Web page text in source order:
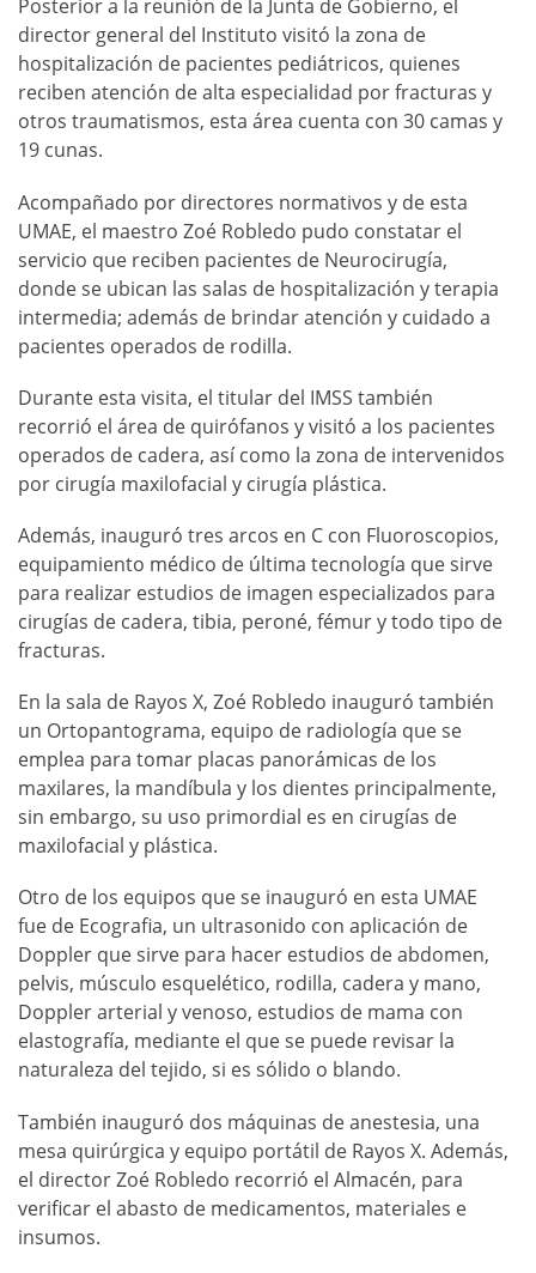
Posterior a la reunión de la Junta de Gobierno, el
director general del Instituto visitó la zona de
hospitalización de pacientes pediátricos, quienes
reciben atención de alta especialidad por fracturas y
otros traumatismos, esta área cuenta con 30 camas y
19 cunas.
Acompañado por directores normativos y de esta
UMAE, el maestro Zoé Robledo pudo constatar el
servicio que reciben pacientes de Neurocirugía,
donde se ubican las salas de hospitalización y terapia
intermedia; además de brindar atención y cuidado a
pacientes operados de rodilla.
Durante esta visita, el titular del IMSS también
recorrió el área de quirófanos y visitó a los pacientes
operados de cadera, así como la zona de intervenidos
por cirugía maxilofacial y cirugía plástica.
Además, inauguró tres arcos en C con Fluoroscopios,
equipamiento médico de última tecnología que sirve
para realizar estudios de imagen especializados para
cirugías de cadera, tibia, peroné, fémur y todo tipo de
fracturas.
En la sala de Rayos X, Zoé Robledo inauguró también
un Ortopantograma, equipo de radiología que se
emplea para tomar placas panorámicas de los
maxilares, la mandíbula y los dientes principalmente,
sin embargo, su uso primordial es en cirugías de
maxilofacial y plástica.
Otro de los equipos que se inauguró en esta UMAE
fue de Ecografia, un ultrasonido con aplicación de
Doppler que sirve para hacer estudios de abdomen,
pelvis, músculo esquelético, rodilla, cadera y mano,
Doppler arterial y venoso, estudios de mama con
elastografía, mediante el que se puede revisar la
naturaleza del tejido, si es sólido o blando.
También inauguró dos máquinas de anestesia, una
mesa quirúrgica y equipo portátil de Rayos X. Además,
el director Zoé Robledo recorrió el Almacén, para
verificar el abasto de medicamentos, materiales e
insumos.